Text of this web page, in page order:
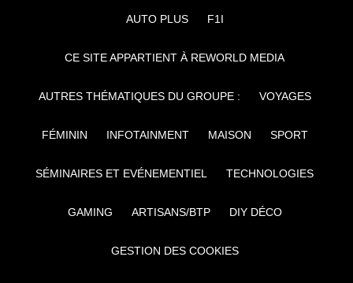
AUTO PLUS F1I
CE SITE APPARTIENT À REWORLD MEDIA
AUTRES THÉMATIQUES DU GROUPE : VOYAGES
FÉMININ INFOTAINMENT MAISON SPORT
SÉMINAIRES ET EVÉNEMENTIEL TECHNOLOGIES
GAMING ARTISANS/BTP DIY DÉCO
GESTION DES COOKIES